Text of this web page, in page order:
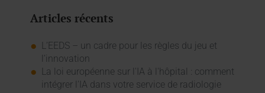
Articles récents
L’EEDS – un cadre pour les règles du jeu et
l’innovation
La loi européenne sur l'IA à l'hôpital : comment
intégrer l'IA dans votre service de radiologie